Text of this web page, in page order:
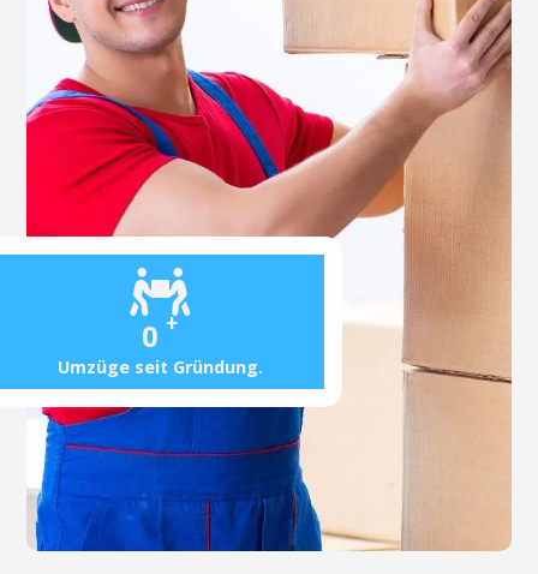
0 +
Umzüge seit Gründung.